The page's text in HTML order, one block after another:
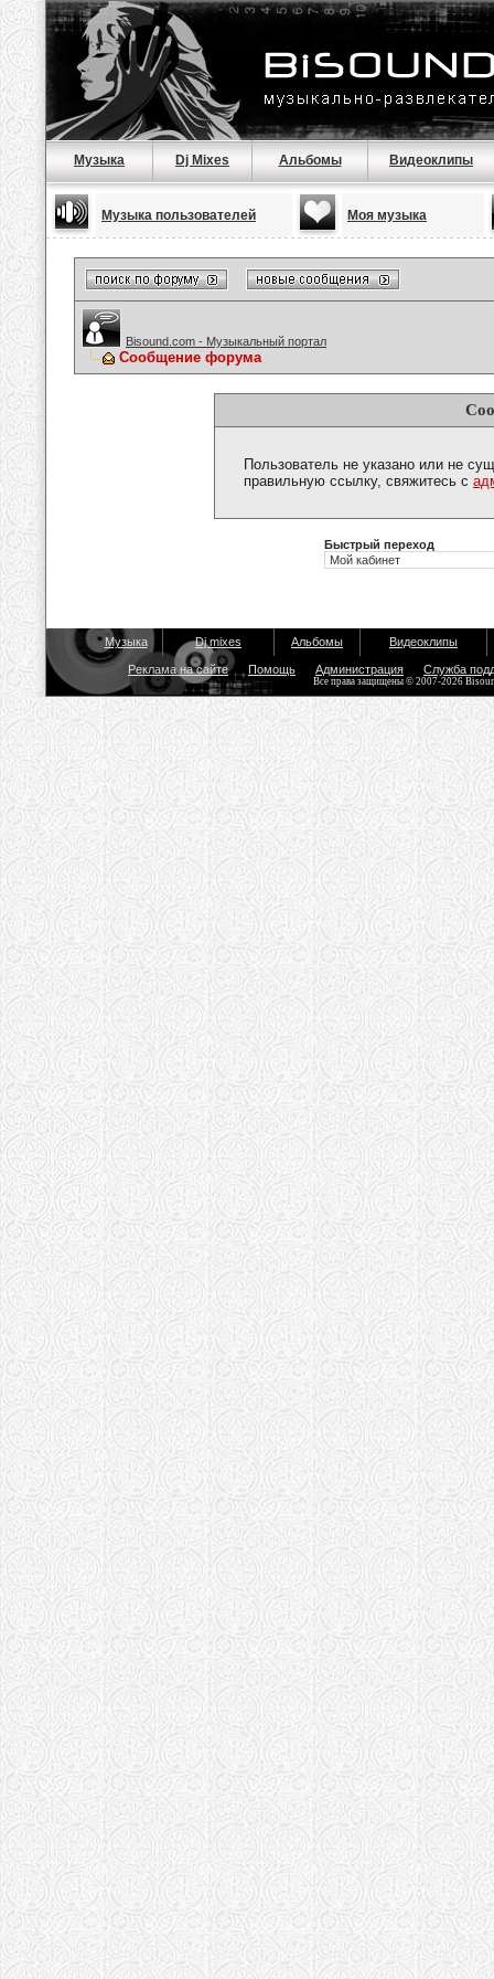
Музыка Dj Mixes Альбомы Видеоклипы
Музыка пользователей Моя музыка
Bisound.com - Музыкальный портал
Сообщение форума
Пользователь не указано или не
правильную ссылку, свяжитесь с
Быстрый переход
Музыка Dj mixes Альбомы Видеоклипы
Реклама на сайте Помощь Администрация Служба
Все права защищены © 2007-2026